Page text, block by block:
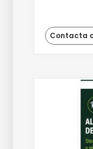
Contacta